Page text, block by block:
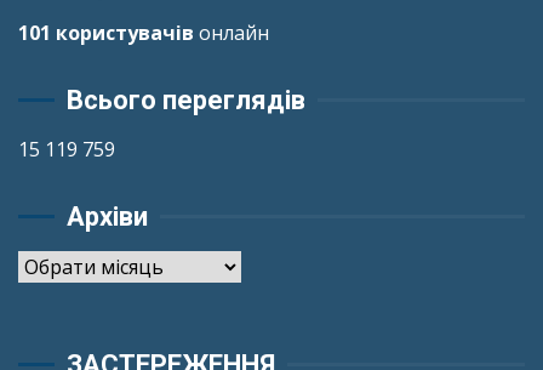
101 користувачів онлайн
Всього переглядів
15 119 759
Архіви
Архіви